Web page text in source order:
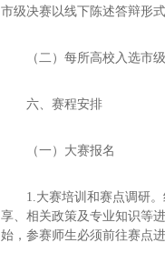
市级决赛以线下陈述答辩形
（二）每所高校入选市
六、赛程安排
（一）大赛报名
1.大赛培训和赛点调研
享、相关政策及专业知识等
始，参赛师生必须前往赛点